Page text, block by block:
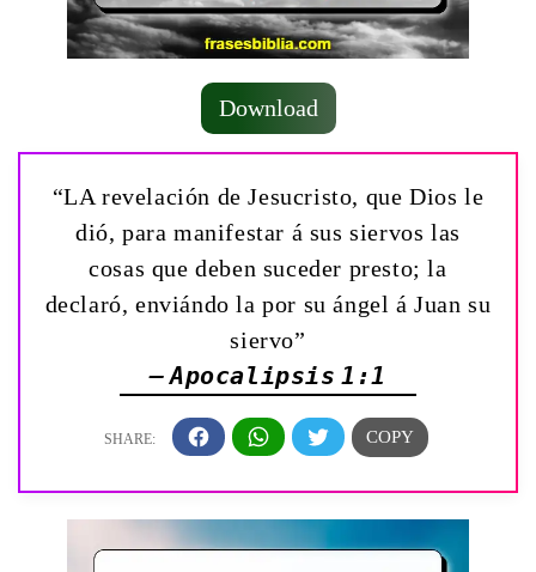
Download
“LA revelación de Jesucristo, que Dios le
dió, para manifestar á sus siervos las
cosas que deben suceder presto; la
declaró, enviándo la por su ángel á Juan su
siervo”
— Apocalipsis 1:1